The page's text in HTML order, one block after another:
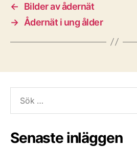
←
Bilder av ådernät
→ Ådernät i ung ålder
efter:
Senaste inläggen